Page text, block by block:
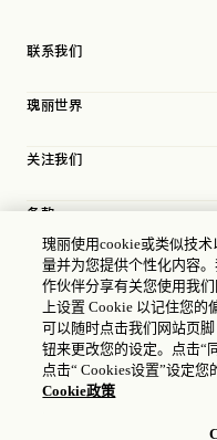
联系我们
瑰丽世界
关注我们
条款
瑰丽使用cookie或类似技
量并为您提供个性化内容
作伙伴分享有关您使用我
上设置 Cookie 以记住您
可以随时点击我们网站页
钮来更改您的设定。点击“
点击“ Cookies设置”设定您
Cookie政策